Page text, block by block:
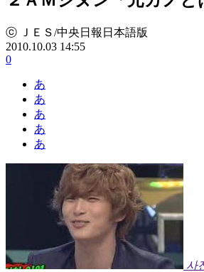
ⓒ ＪＥＳ/中央日報日本語版
2010.10.03 14:55
0
あ
あ
あ
あ
あ
사